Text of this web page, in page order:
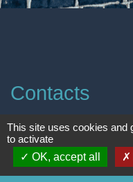
Contacts
Commune de
Mairie - 2 rue de
59270
This site uses cookies and
to activate
OK, accept all